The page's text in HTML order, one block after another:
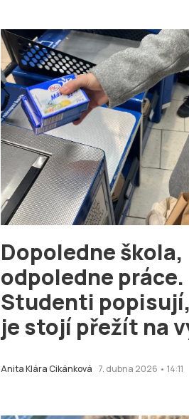
Dopoledne škola,
odpoledne práce.
Studenti
je stojí přežít na
Anita Klára Cikánková 7. dubna 2026 • 14:11